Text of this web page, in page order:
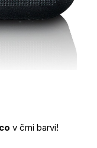
v črni barvi!